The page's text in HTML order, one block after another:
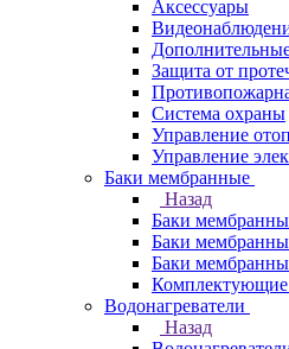
Аксессуары
Защита от
Система охраны
Управление
Управление
Баки мембранные
Назад
Баки
Баки
Баки
Комплектующие
Водонагреватели
Назад